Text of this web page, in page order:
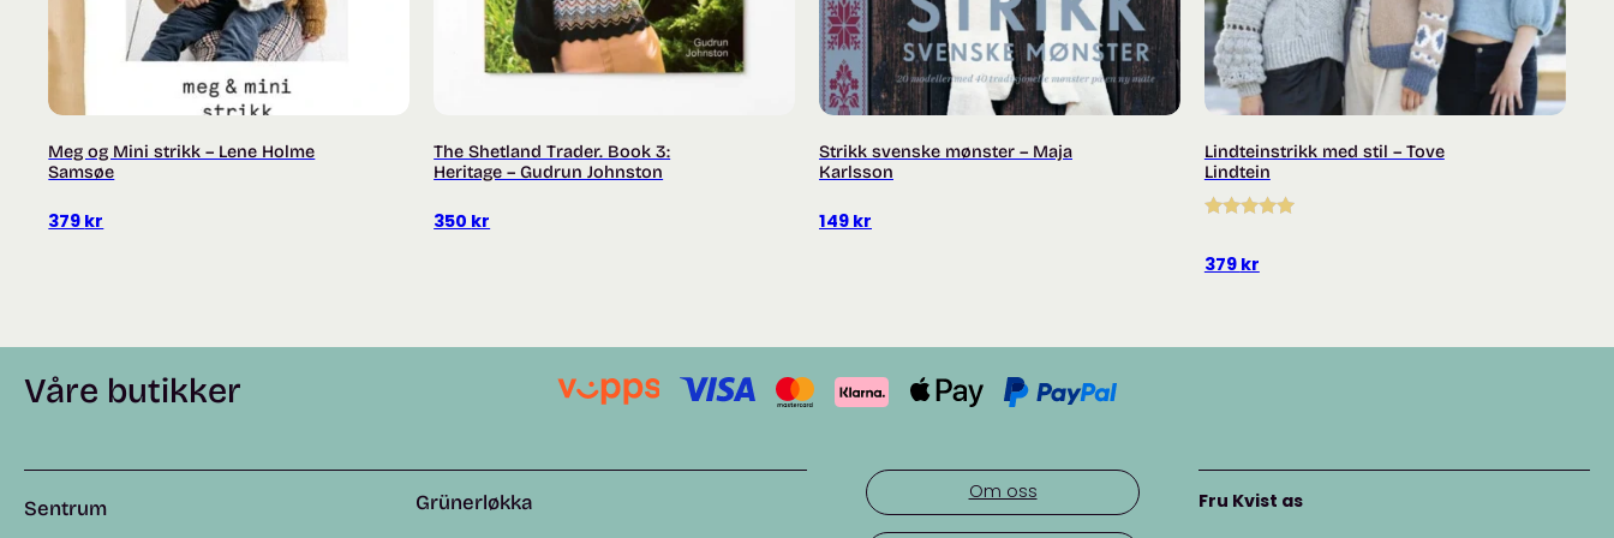
Meg og Mini strikk – Lene Holme
Samsøe
379 kr
The Shetland Trader. Book 3:
Heritage – Gudrun Johnston
350 kr
Strikk svenske mønster – Maja
Karlsson
149 kr
Lindteinstrikk med stil – Tove
Lindtein
av 5
379 kr
Våre butikker
Sentrum Grünerløkka Om oss Fru Kvist as